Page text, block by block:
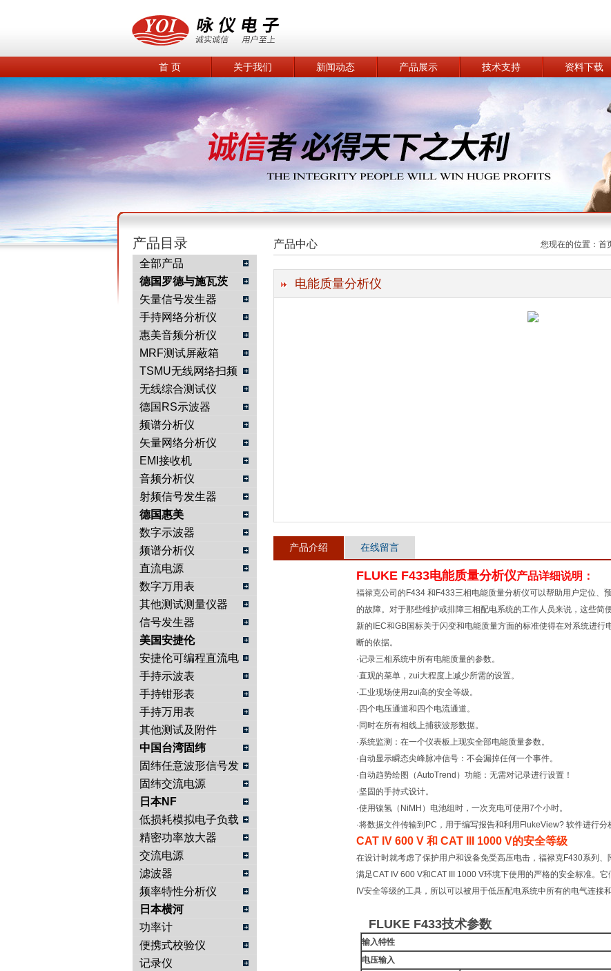
南京咏仪电子科技有限公司
首 页 关于我们 新闻动态 产品展示 技术支持 资料下载
产品目录
全部产品
德国罗德与施瓦茨
矢量信号发生器
手持网络分析仪
惠美音频分析仪
MRF测试屏蔽箱
TSMU无线网络扫频
仪
无线综合测试仪
德国RS示波器
频谱分析仪
矢量网络分析仪
EMI接收机
音频分析仪
射频信号发生器
德国惠美
数字示波器
频谱分析仪
直流电源
数字万用表
其他测试测量仪器
信号发生器
美国安捷伦
安捷伦可编程直流电
源
手持示波表
手持钳形表
手持万用表
其他测试及附件
中国台湾固纬
固纬任意波形信号发
生器
固纬交流电源
日本NF
低损耗模拟电子负载
精密功率放大器
交流电源
滤波器
频率特性分析仪
日本横河
功率计
便携式校验仪
记录仪
产品中心 您现在的位置： 首
电能质量分析仪
产品介绍 在线留言
FLUKE F433电能质量分析仪产品详细说明：
福禄克公司的F434 和F433三相电能质量分析仪可以帮助用户定位、
的故障。对于那些维护或排障三相配电系统的工作人员来说，这些简
新的IEC和GB国标关于闪变和电能质量方面的标准使得在对系统进行
断的依据。
·记录三相系统中所有电能质量的参数。
·直观的菜单，zui大程度上减少所需的设置。
·工业现场使用zui高的安全等级。
·四个电压通道和四个电流通道。
·同时在所有相线上捕获波形数据。
·系统监测：在一个仪表板上现实全部电能质量参数。
·自动显示瞬态尖峰脉冲信号：不会漏掉任何一个事件。
·自动趋势绘图（AutoTrend）功能：无需对记录进行设置！
·坚固的手持式设计。
·使用镍氢（NiMH）电池组时，一次充电可使用7个小时。
·将数据文件传输到PC，用于编写报告和利用FlukeView? 软件进行分
CAT IV 600 V 和 CAT III 1000 V的安全等级
在设计时就考虑了保护用户和设备免受高压电击，福禄克F430系列、
满足CAT IV 600 V和CAT III 1000 V环境下使用的严格的安全标准。
IV安全等级的工具，所以可以被用于低压配电系统中所有的电气连接和
FLUKE F433技术参数
输入特性
电压输入